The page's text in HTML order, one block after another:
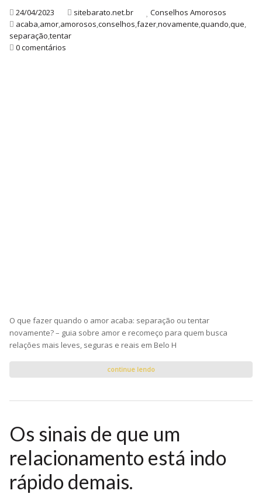
24/04/2023 sitebarato.net.br
Conselhos Amorosos
acaba,amor,amorosos,conselhos,fazer,novamente,quando,que,
separação,tentar
0 comentários
O que fazer quando o amor acaba: separação ou tentar
novamente? – guia sobre amor e recomeço para quem busca
relações mais leves, seguras e reais em Belo H
continue lendo
Os sinais de que um
relacionamento está indo
rápido demais.